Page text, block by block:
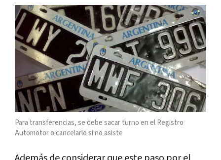
Para transferencias, se debe sacar turno en el Registro
Automotor o cancelarlo si no asiste